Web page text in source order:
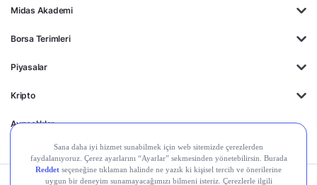
Midas Akademi
Borsa Terimleri
Piyasalar
Kripto
Ayrıcalıklar